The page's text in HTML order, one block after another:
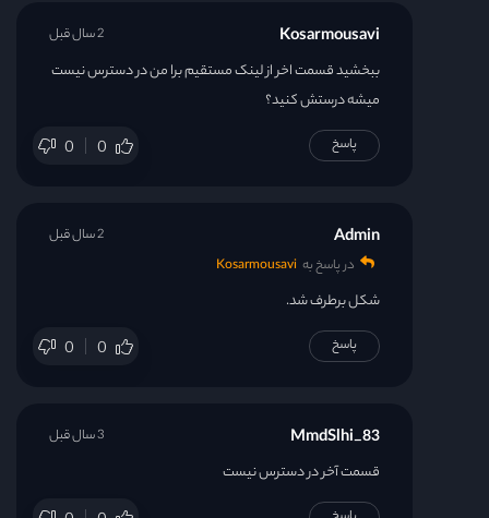
Kosarmousavi
ببخشید قسمت اخر از لینک مستقیم برا من در دسترس نیست
میشه درستش کنید؟
0 0
2 سال قبل
پاسخ
Admin
در پاسخ به Kosarmousavi
شکل برطرف شد.
0 0
2 سال قبل
پاسخ
MmdSlhi_83
قسمت آخر در دسترس نیست
3 سال قبل